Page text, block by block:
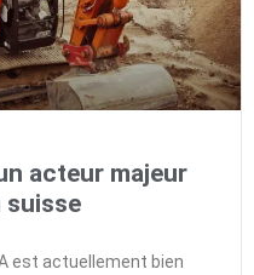
acteur majeur
est actuellement bien